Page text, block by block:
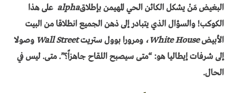
البغيض مَنْ يشكل الكائن الحي المهيمن بإطلاقalpha على هذا
الكوكب! والسؤال الذي يتبادر إلى ذهن الجميع انطلاقا من البيت
الأبيض
WhiteHouse ، ومرورا بوول ستريتWall Street وصولا
إلى شرفات إيطاليا هو: “متى سيصبح اللقاح جاهزاً؟”. متى. ليس في
الحال.